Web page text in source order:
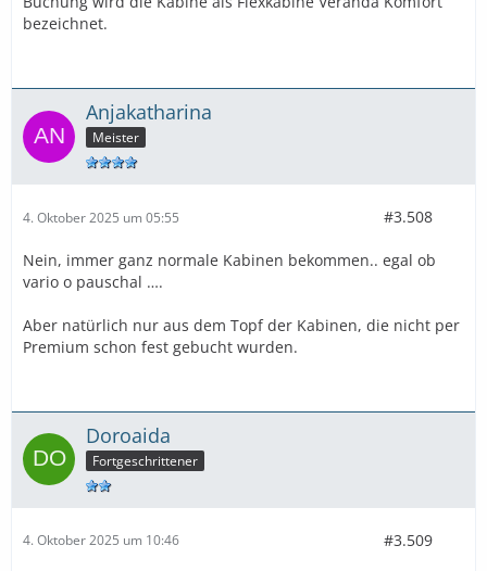
bezeichnet.
Anjakatharina
Meister
4. Oktober 2025 um 05:55 #3.508
Nein, immer ganz normale Kabinen bekommen.. egal ob
vario o pauschal ….
Aber natürlich nur aus dem Topf der Kabinen, die nicht per
Premium schon fest gebucht wurden.
Doroaida
Fortgeschrittener
4. Oktober 2025 um 10:46 #3.509